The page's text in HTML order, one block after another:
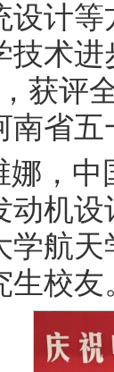
设计
技术
获评
南省
娜，中
动机
学航天
校友